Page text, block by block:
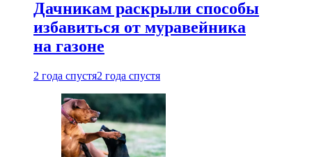
Дачникам раскрыли способы
избавиться от муравейника
на газоне
2 года спустя2 года спустя